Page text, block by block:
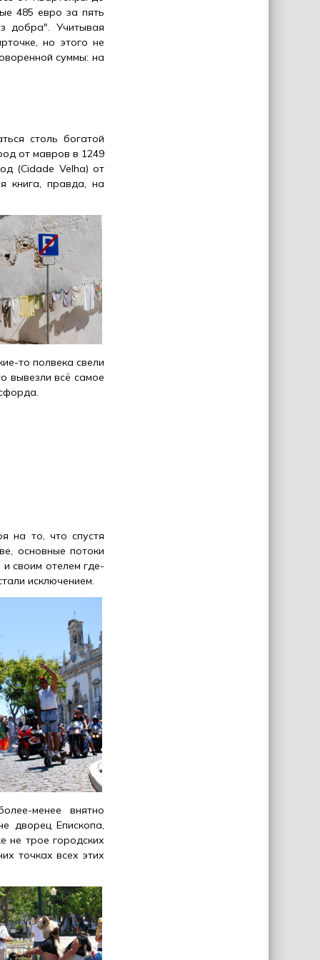
485 евро за пять
добра". Учитывая
но этого не
суммы: на
столь богатой
от мавров в 1249
(Cidade Velha) от
книга, правда, на
то полвека свели
вывезли всё самое
на то, что спустя
основные потоки
своим отелем где-
исключением.
менее внятно
дворец Епископа,
не трое городских
точках всех этих